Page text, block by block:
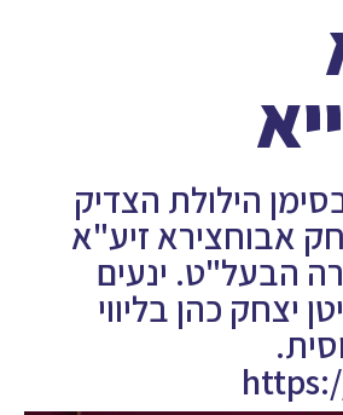
הילולת הצדיק
אבוחצירא זיע"א
הבעל"ט. ינעים
יצחק כהן בליווי